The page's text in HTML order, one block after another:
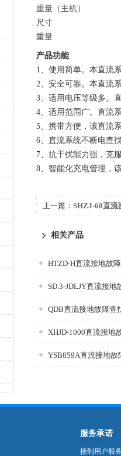
重量（主机）
尺寸
重量
产品功能
1、使用简单。本直流
2、安全可靠。本直流
3、适用电压等级多。
4、适用范围广。直流
5、携带方便，该直流
6、直流系统不断电查
7、抗干扰能力强，克
8、智能化充电管理，
上一篇： SHZJ-60直流
相关产品
HTZD-H直流接地故
SD.3-JDLJY直流接地
QDB直流接地故障查
XHJD-1000直流接地
YSB859A直流接地故
服务承诺
接到用户服